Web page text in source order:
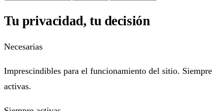
Tu privacidad, tu decisión
Necesarias
Imprescindibles para el funcionamiento del sitio. Siempre
activas.